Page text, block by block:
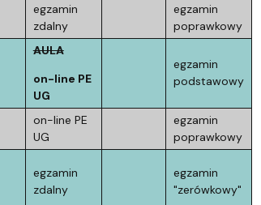
egzamin
zdalny
egzamin
poprawkowy
AULA
on-line PE
UG
egzamin
podstawowy
on-line PE
UG
egzamin
poprawkowy
egzamin
zdalny
egzamin
"zerówkowy"